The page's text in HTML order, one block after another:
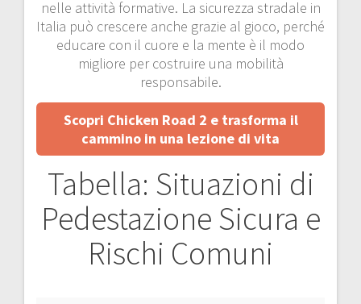
nelle attività formative. La sicurezza stradale in
Italia può crescere anche grazie al gioco, perché
educare con il cuore e la mente è il modo
migliore per costruire una mobilità
responsabile.
Scopri Chicken Road 2 e trasforma il
cammino in una lezione di vita
Tabella: Situazioni di
Pedestazione Sicura e
Rischi Comuni